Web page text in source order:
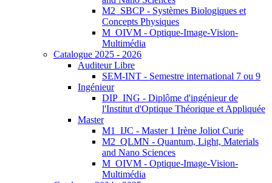
M2_SBCP - Systèmes Biologiques et
Concepts Physiques
M_OIVM - Optique-Image-Vision-
Multimédia
Catalogue 2025 - 2026
Auditeur Libre
SEM-INT - Semestre international 7 ou 9
Ingénieur
DIP_ING - Diplôme d'ingénieur de
l'Institut d'Optique Théorique et Appliquée
Master
M1_IJC - Master 1 Irène Joliot Curie
M2_QLMN - Quantum, Light, Materials
and Nano Sciences
M_OIVM - Optique-Image-Vision-
Multimédia